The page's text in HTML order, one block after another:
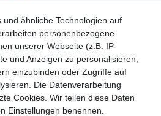
ähnliche Technologien auf
personenbezogene
unserer Webseite (z.B. IP-
und Anzeigen zu personalisieren,
einzubinden oder Zugriffe auf
Die Datenverarbeitung
Cookies. Wir teilen diese Daten
Einstellungen benennen.